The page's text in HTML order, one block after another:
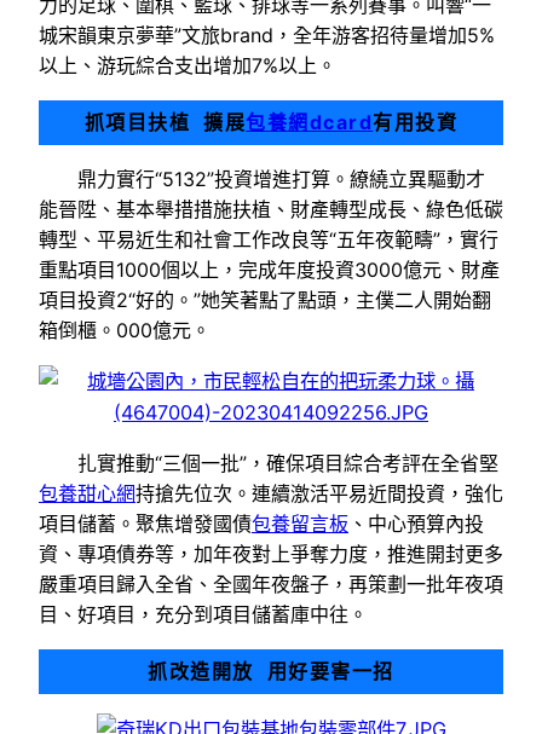
力的足球、圍棋、籃球、排球等一系列賽事。叫響“一
城宋韻東京夢華”文旅brand，全年游客招待量增加5%
以上、游玩綜合支出增加7%以上。
抓項目扶植 擴展包養網dcard有用投資
鼎力實行“5132”投資增進打算。繚繞立異驅動才
能晉陞、基本舉措措施扶植、財產轉型成長、綠色低碳
轉型、平易近生和社會工作改良等“五年夜範疇”，實行
重點項目1000個以上，完成年度投資3000億元、財產
項目投資2“好的。”她笑著點了點頭，主僕二人開始翻
箱倒櫃。000億元。
扎實推動“三個一批”，確保項目綜合考評在全省堅
包養甜心網持搶先位次。連續激活平易近間投資，強化
項目儲蓄。聚焦增發國債包養留言板 、中心預算內投
資、專項債券等，加年夜對上爭奪力度，推進開封更多
嚴重項目歸入全省、全國年夜盤子，再策劃一批年夜項
目、好項目，充分到項目儲蓄庫中往。
抓改造開放 用好要害一招